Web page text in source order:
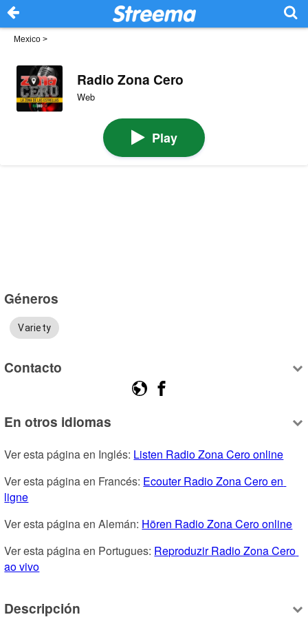
Mexico >
Radio Zona Cero
Web
Play
Géneros
Variety
Contacto
En otros idiomas
Ver esta página en Inglés: Listen Radio Zona Cero online
Ver esta página en Francés: Ecouter Radio Zona Cero en
ligne
Ver esta página en Alemán: Hören Radio Zona Cero online
Ver esta página en Portugues: Reproduzir Radio Zona Cero
ao vivo
Descripción